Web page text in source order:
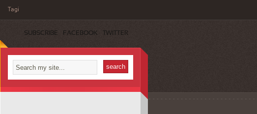
Tagi
SUBSCRIBE FACEBOOK TWITTER